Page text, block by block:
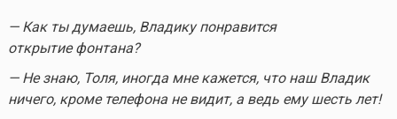
— Как ты думаешь, Владику понравится
открытие фонтана?
— Не знаю, Толя, иногда мне кажется, что наш Владик
ничего, кроме телефона не видит, а ведь ему шесть лет!